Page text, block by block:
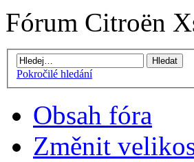
Fórum Citroën
Pokročilé hledání
Obsah fóra
Změnit